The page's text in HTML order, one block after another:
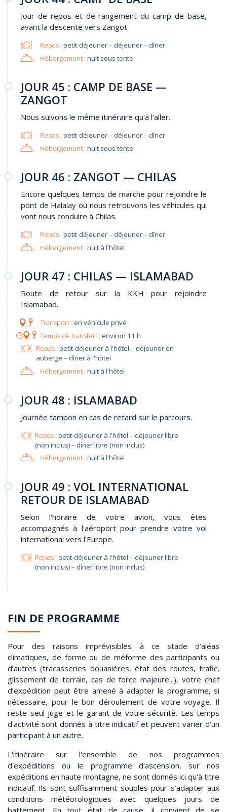
Jour de repos et de rangement du camp de base,
avant la descente vers Zangot.
Repas : petit-déjeuner – déjeuner – dîner
Hébergement : nuit sous tente
JOUR 45 : CAMP DE BASE —
ZANGOT
Nous suivons le même itinéraire qu'à l'aller.
Repas : petit-déjeuner – déjeuner – dîner
Hébergement : nuit sous tente
JOUR 46 : ZANGOT — CHILAS
Encore quelques temps de marche pour rejoindre le
pont de Halalay où nous retrouvons les véhicules qui
vont nous conduire à Chilas.
Repas : petit-déjeuner – déjeuner – dîner
Hébergement : nuit à l'hôtel
JOUR 47 : CHILAS — ISLAMABAD
Route de retour sur la KKH pour rejoindre
Islamabad.
en véhicule privé
environ 11 h
Repas : petit-déjeuner à l'hôtel – déjeuner en
auberge – dîner à l'hôtel
Hébergement : nuit à l'hôtel
JOUR 48 : ISLAMABAD
Journée tampon en cas de retard sur le parcours.
Repas : petit-déjeuner à l'hôtel – déjeuner libre
(non inclus) – dîner libre (non inclus)
Hébergement : nuit à l'hôtel
JOUR 49 : VOL INTERNATIONAL
RETOUR DE ISLAMABAD
Selon l'horaire de votre avion, vous êtes
accompagnés à l'aéroport pour prendre votre vol
international vers l'Europe.
Repas : petit-déjeuner à l'hôtel – déjeuner libre
(non inclus) – dîner libre (non inclus)
FIN DE PROGRAMME
Pour des raisons imprévisibles à ce stade d’aléas
climatiques, de forme ou de méforme des participants ou
d’autres (tracasseries douanières, état des routes, trafic,
glissement de terrain, cas de force majeure...), votre chef
d’expédition peut être amené à adapter le programme, si
nécessaire, pour le bon déroulement de votre voyage. Il
reste seul juge et le garant de votre sécurité. Les temps
d'activité sont donnés à titre indicatif et peuvent varier d’un
participant à un autre.
L'itinéraire sur l'ensemble de nos programmes
d'expéditions ou le programme d’ascension, sur nos
expéditions en haute montagne, ne sont donnés ici qu'à titre
indicatif. Ils sont suffisamment souples pour s’adapter aux
conditions météorologiques avec quelques jours de